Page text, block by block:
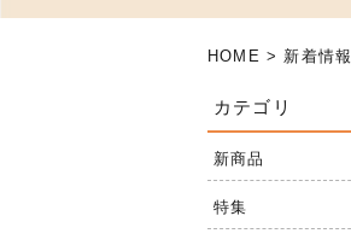
HOME > 新着情報
カテゴリ
新商品
特集